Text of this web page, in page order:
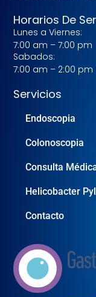
Servicios
Endoscopia
Colonoscopia
Consulta
Helicobacter
Contacto
Horarios De
Lunes a Viernes:
7:00 am – 7:00 pm
Sabados:
7:00 am – 2:00 pm